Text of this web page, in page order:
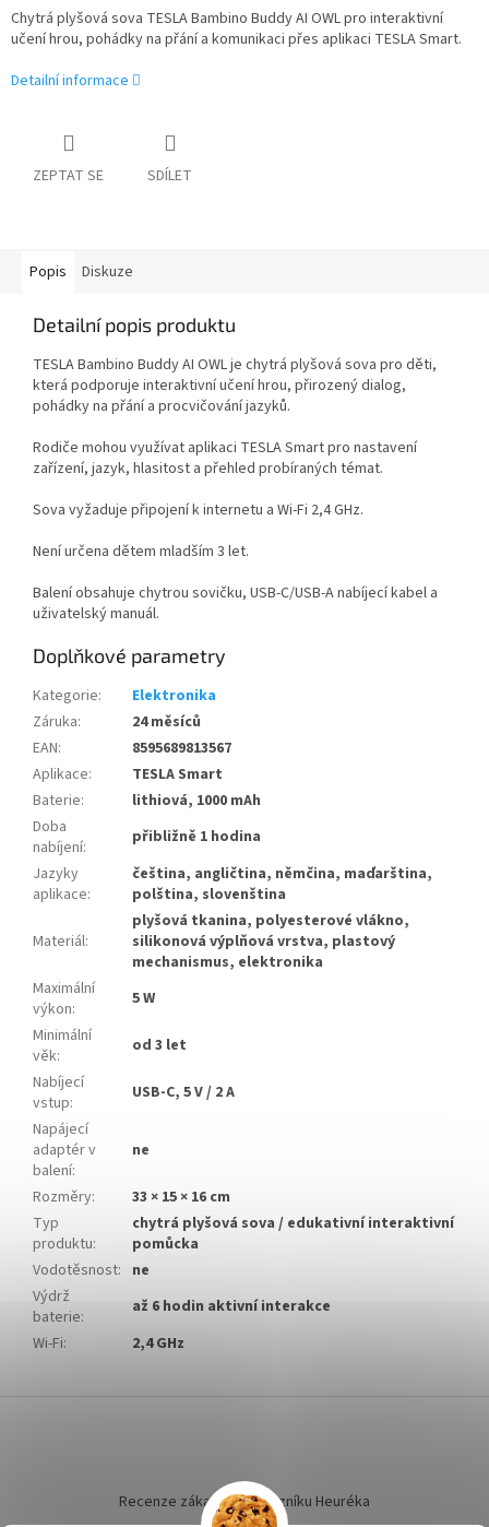
Chytrá plyšová sova TESLA Bambino Buddy AI OWL pro interaktivní
učení hrou, pohádky na přání a komunikaci přes aplikaci TESLA Smart.
Detailní informace
ZEPTAT SE SDÍLET
Popis Diskuze
Detailní popis produktu
TESLA Bambino Buddy AI OWL je chytrá plyšová sova pro děti,
která podporuje interaktivní učení hrou, přirozený dialog,
pohádky na přání a procvičování jazyků.
Rodiče mohou využívat aplikaci TESLA Smart pro nastavení
zařízení, jazyk, hlasitost a přehled probíraných témat.
Sova vyžaduje připojení k internetu a Wi-Fi 2,4 GHz.
Není určena dětem mladším 3 let.
Balení obsahuje chytrou sovičku, USB-C/USB-A nabíjecí kabel a
uživatelský manuál.
Doplňkové parametry
Kategorie:
Elektronika
Záruka:
24 měsíců
EAN:
8595689813567
Aplikace:
TESLA Smart
Baterie:
lithiová, 1000 mAh
Doba
nabíjení:
přibližně 1 hodina
Jazyky
aplikace:
čeština, angličtina, němčina, maďarština,
polština, slovenština
Materiál:
plyšová tkanina, polyesterové vlákno,
silikonová výplňová vrstva, plastový
mechanismus, elektronika
Maximální
výkon:
5 W
Minimální
věk:
od 3 let
Nabíjecí
vstup:
USB-C, 5 V / 2 A
Napájecí
adaptér v
balení:
ne
Rozměry:
33 × 15 × 16 cm
Typ
produktu:
chytrá plyšová sova / edukativní interaktivní
pomůcka
Vodotěsnost: ne
Výdrž
baterie:
až 6 hodin aktivní interakce
Wi-Fi: 2,4 GHz
Recenze zákazníků dotazníku Heuréka